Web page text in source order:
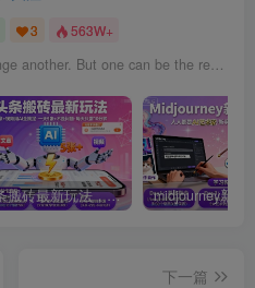
3 563W+
头条搬砖最新玩法，文章+视频用AI全搞定，一天5张+不是问题，每天只需10分钟
下一篇